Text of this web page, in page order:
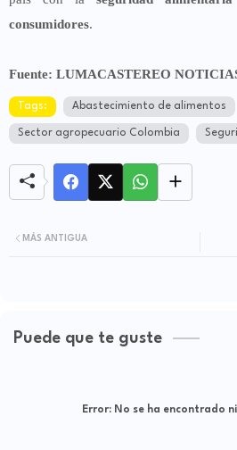
consumidores.
Fuente: LUMACASTEREO
Tags: Abastecimiento de alimentos
Sector agropecuario Colombia
MÁS ANTIGUA
Puede que te guste
Error:No se ha encontrado